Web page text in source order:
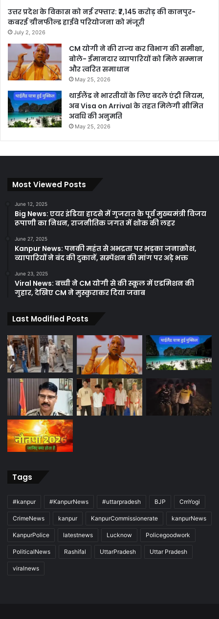
उत्तर प्रदेश के विकास को नई रफ्तार: ₹7,145 करोड़ की कानपुर-
कबरई ग्रीनफील्ड हाईवे परियोजना को मंजूरी
July 2, 2026
CM योगी ने की राज्य कर विभाग की समीक्षा,
बोले- ईमानदार व्यापारियों को मिले सम्मान
और त्वरित समाधान
May 25, 2026
थाईलैंड ने भारतीयों के लिए बदले एंट्री नियम,
अब Visa on Arrival के तहत मिलेगी सीमित
अवधि की अनुमति
May 25, 2026
Most Viewed Posts
June 12, 2025
Big News: एयर इंडिया हादसे में गुजरात के पूर्व मुख्यमंत्री विजय
रूपाणी का निधन, राजनीतिक जगत में शोक की लहर
June 27, 2025
Kanpur News: पनकी महंत से अभद्रता पर भड़का जनाक्रोश,
व्यापारियों ने बंद की दुकानें, सस्पेंशन की मांग पर अड़े भक्त
June 23, 2025
Viral News: बच्ची ने CM योगी से की स्कूल में एडमिशन की
गुहार, देखिए CM ने मुस्कुराकर दिया जवाब
Last Modified Posts
Tags
#kanpur #KanpurNews #uttarpradesh BJP CmYogi
CrimeNews kanpur KanpurCommissionerate kanpurNews
KanpurPolice latestnews Lucknow Policegoodwork
PoliticalNews Rashifal UttarPradesh Uttar Pradesh
viralnews